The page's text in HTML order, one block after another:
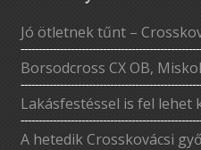
Jó ötletnek tűnt –
Borsodcross CX OB,
Lakásfestéssel is fel lehet
A hetedik Crosskovácsi